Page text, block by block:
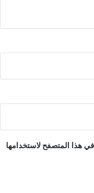
هذا المتصفح لاستخدامها